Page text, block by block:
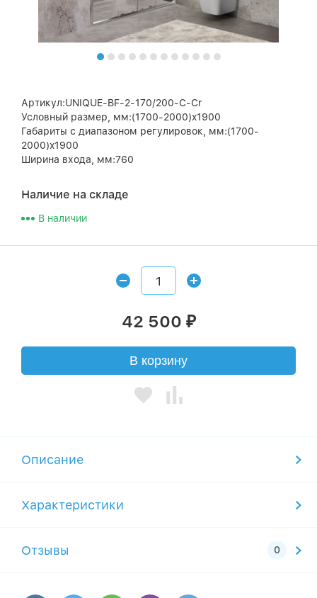
Артикул:UNIQUE-BF-2-170/200-C-Cr
Условный размер, мм:(1700-2000)x1900
Габариты с диапазоном регулировок, мм:(1700-
2000)x1900
Ширина входа, мм:760
Наличие на складе
В наличии
42 500 ₽
В корзину
Описание
Характеристики
Отзывы